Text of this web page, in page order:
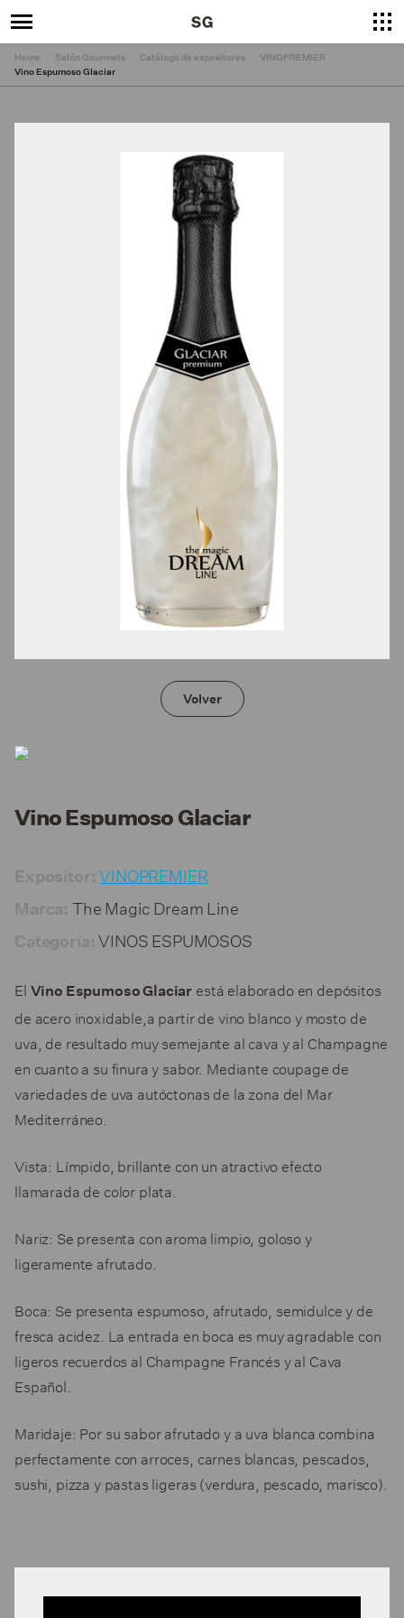
Home Salón Gourmets Catálogo de expositores
VINOPREMIER
Vino Espumoso Glaciar
Volver
Vino Espumoso Glaciar
Expositor: VINOPREMIER
Marca: The Magic Dream Line
Categoría: VINOS ESPUMOSOS
El Vino Espumoso Glaciar está elaborado en depósitos
de acero inoxidable,a partir de vino blanco y mosto de
uva, de resultado muy semejante al cava y al Champagne
en cuanto a su finura y sabor. Mediante coupage de
variedades de uva autóctonas de la zona del Mar
Mediterráneo.
Vista: Límpido, brillante con un atractivo efecto
llamarada de color plata.
Nariz: Se presenta con aroma limpio, goloso y
ligeramente afrutado.
Boca: Se presenta espumoso, afrutado, semidulce y de
fresca acidez. La entrada en boca es muy agradable con
ligeros recuerdos al Champagne Francés y al Cava
Español.
Maridaje: Por su sabor afrutado y a uva blanca combina
perfectamente con arroces, carnes blancas, pescados,
sushi, pizza y pastas ligeras (verdura, pescado, marisco).